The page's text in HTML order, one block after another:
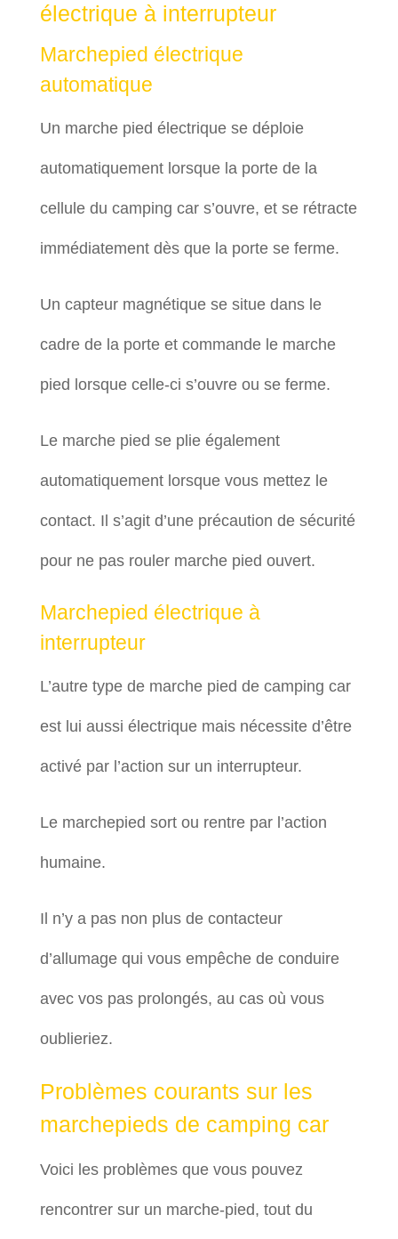
électrique à interrupteur
Marchepied électrique
automatique
Un marche pied électrique se déploie
automatiquement lorsque la porte de la
cellule du camping car s’ouvre, et se rétracte
immédiatement dès que la porte se ferme.
Un capteur magnétique se situe dans le
cadre de la porte et commande le marche
pied lorsque celle-ci s’ouvre ou se ferme.
Le marche pied se plie également
automatiquement lorsque vous mettez le
contact. Il s’agit d’une précaution de sécurité
pour ne pas rouler marche pied ouvert.
Marchepied électrique à
interrupteur
L’autre type de marche pied de camping car
est lui aussi électrique mais nécessite d’être
activé par l’action sur un interrupteur.
Le marchepied sort ou rentre par l’action
humaine.
Il n’y a pas non plus de contacteur
d’allumage qui vous empêche de conduire
avec vos pas prolongés, au cas où vous
oublieriez.
Problèmes courants sur les
marchepieds de camping car
Voici les problèmes que vous pouvez
rencontrer sur un marche-pied, tout du